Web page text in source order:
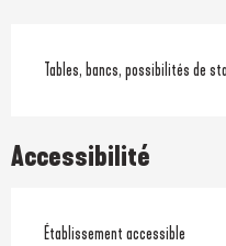
Description
Tables, bancs, possibilités de
Accessibilité
Établissement accessible